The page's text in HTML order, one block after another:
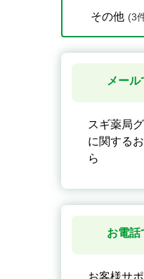
その他 (3
メー
スギ薬局
に関する
ら
お電話
お客様サ